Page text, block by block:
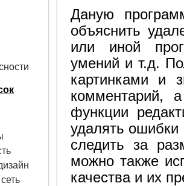
Даную
объяснить
или иной
умений и т.д.
картинками и
комментарий,
функции
удалять ошибки
следить за
можно также
качества и их